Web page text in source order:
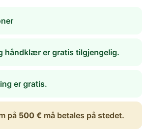
håndklær er gratis tilgjengelig.
er gratis.
på 500 € må betales på stedet.